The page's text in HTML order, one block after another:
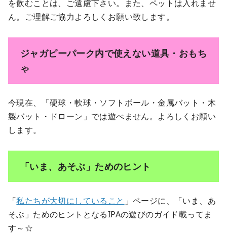
を飲むことは、ご遠慮下さい。また、ペットは入れませ
ん。ご理解ご協力よろしくお願い致します。
ジャガピーパーク内で使えない道具・おもち
ゃ
今現在、「硬球・軟球・ソフトボール・金属バット・木
製バット・ドローン」では遊べません。よろしくお願い
します。
「いま、あそぶ」ためのヒント
「私たちが大切にしていること 」ページに、「いま、あ
そぶ」ためのヒントとなるIPAの遊びのガイド載ってま
す～☆